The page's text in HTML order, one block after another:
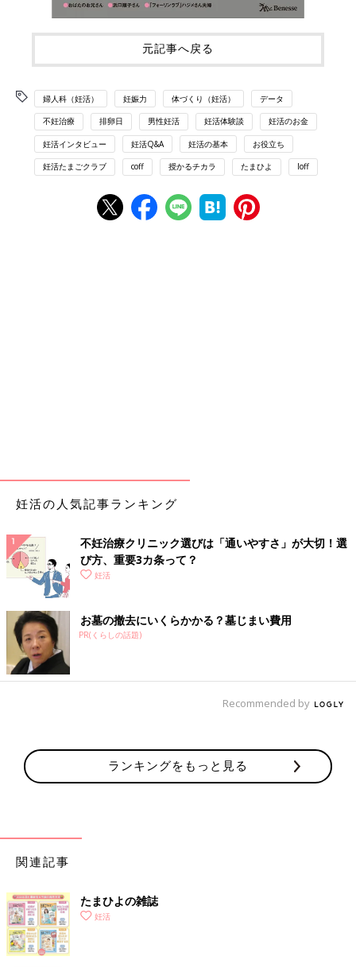
元記事へ戻る
婦人科（妊活） 妊娠力 体づくり（妊活） データ
不妊治療 排卵日 男性妊活 妊活体験談 妊活のお金
妊活インタビュー 妊活Q&A 妊活の基本 お役立ち
妊活たまごクラブ coff 授かるチカラ たまひよ loff
妊活の人気記事ランキング
不妊治療クリニック選びは「通いやすさ」が大切！選
び方、重要3カ条って？
妊活
お墓の撤去にいくらかかる？墓じまい費用
PR(くらしの話題)
Recommended by
ランキングをもっと見る
関連記事
たまひよの雑誌
妊活